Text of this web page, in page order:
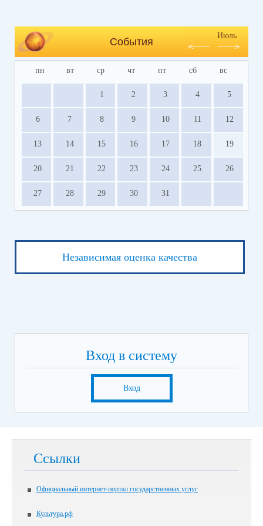
События
Июль
пн вт ср чт пт сб вс
1 2 3 4 5
6 7 8 9 10 11 12
13 14 15 16 17 18 19
20 21 22 23 24 25 26
27 28 29 30 31
Независимая оценка качества
Вход в систему
Вход
Ссылки
Официальный интернет-портал государственных услуг
Культура.рф